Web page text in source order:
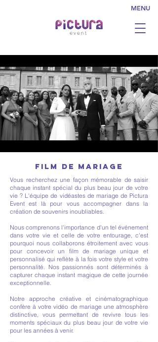
MENU
FILM DE MARIAGE
Vous recherchez une façon mémorable de saisir
chaque instant spécial du plus beau jour de votre
vie ? L'équipe de vidéastes de mariage de Pictura
Event est là pour vous accompagner dans la
création de souvenirs inoubliables.
Nous comprenons l'importance d'un tel événement
dans votre vie et celle de votre entourage, c'est
pourquoi nous collaborons étroitement avec vous
pour concevoir un film de mariage unique et
personnalisé qui reflète à la fois votre style et votre
personnalité. Nos passionnés sont déterminés à
capturer chaque instant magique de cette journée
exceptionnelle.
Notre approche créative et cinématographique
confère à votre vidéo de mariage une atmosphère
distinctive, vous permettant de revivre tous les
moments spéciaux du plus beau jour de votre vie
pour les années à venir.